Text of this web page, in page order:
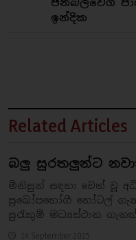
ඉන්දික
Related Articles
බලු සුරතලුන්ට
මිනිසුන් සඳහා වෙන් වූ
සුඛෝපභෝගී හෝටල්
සුරැකුම් මධ්‍යස්ථාන
14 September 2025